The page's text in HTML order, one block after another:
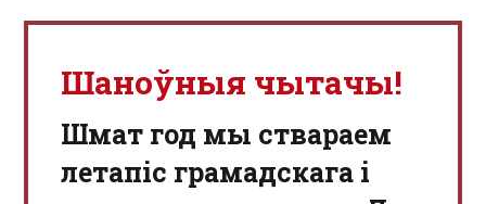
Шаноўныя чытачы!
Шмат год мы ствараем
летапіс грамадскага і